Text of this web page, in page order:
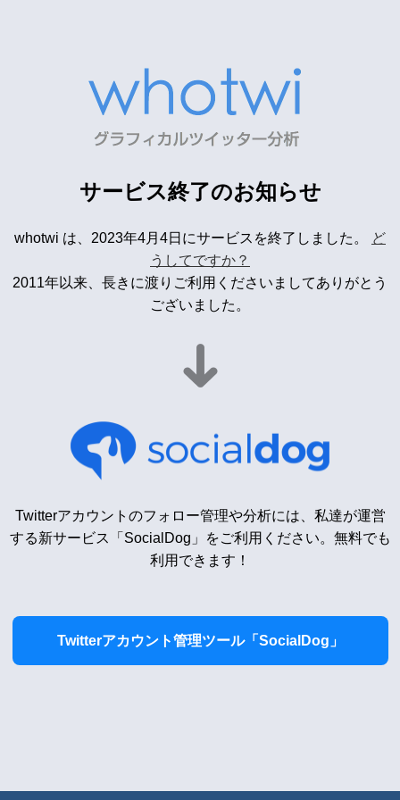
サービス終了のお知らせ
whotwi は、2023年4月4日にサービスを終了しました。
ど
うしてですか？
2011年以来、長きに渡りご利用くださいましてありがとう
ございました。
Twitterアカウントのフォロー管理や分析には、私達が運営
する新サービス「SocialDog」をご利用ください。無料でも
利用できます！
Twitterアカウント管理ツール「SocialDog」